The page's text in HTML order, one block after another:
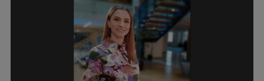
AGROSTRATEGIA